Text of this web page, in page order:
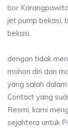
bor
jet pump bekasi,
bekasi.
dengan tidak
mohon diri dan
yang salah
Contact yang
Resmi, kami
sejahtera untuk